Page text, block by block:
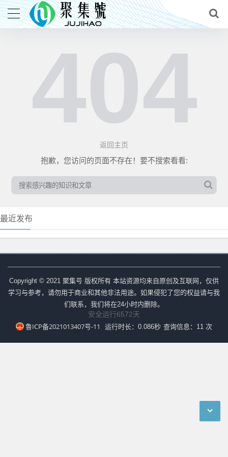
404
返回主页
抱歉，您访问的页面不存在！要不搜索看看:
最近发布
Copyright © 2021 聚集号 版权所有 本站资源均来自原创及互联网，仅供
学习与参考，请勿用于商业和其他非法用途。如果侵犯了您的权益请与我
们联系，我们将在24小时内删除。
安全运行6572天
鲁ICP备2021013407号-11 运行时长：0.086秒 查询信息：11 次